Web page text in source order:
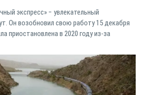
экспресс» − увлекательный
Он возобновил свою работу 15 декабря
приостановлена в 2020 году из-за